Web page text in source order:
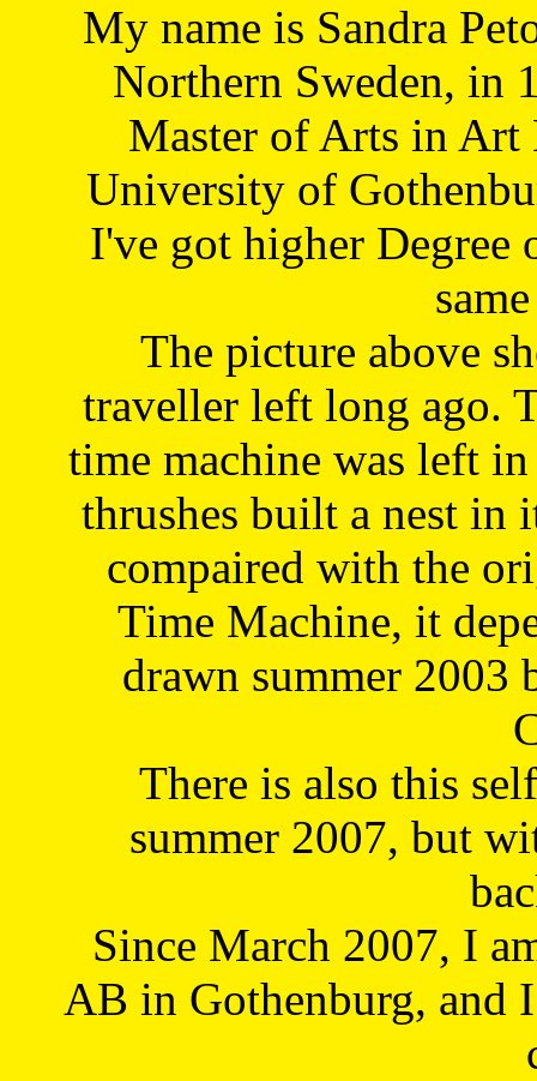
My name is Sandra
Northern Sweden, in
Master of Arts in Art
University of
I've got higher Degree
The picture above
traveller left long ago.
time machine was left
thrushes built a nest in
compaired with the
Time Machine, it
drawn summer 2003
There is also this
summer 2007, but
Since March 2007, I
AB in Gothenburg, and